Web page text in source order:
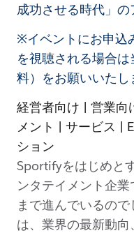
成功させる時代」の
※イベントにお申込
を視聴される場合
料）をお願いいたし
経営者向け | 営業向
メント | サービス |
ション
Sportifyをはじめと
ンタテイメント企
まで進んでいるの
は、業界の最新動